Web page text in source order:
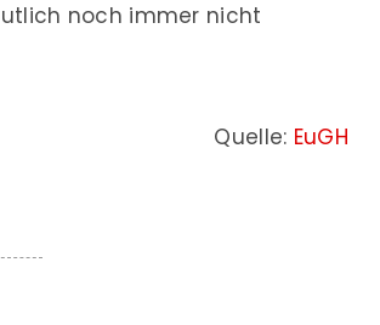
noch immer nicht
Quelle: EuGH